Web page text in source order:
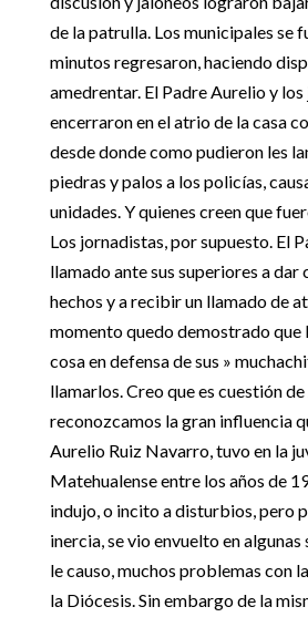
de la patrulla. Los municipales se
minutos regresaron, haciendo
amedrentar. El Padre Aurelio y
encerraron en el atrio de la casa
desde donde como pudieron les
piedras y palos a los policías,
unidades. Y quienes creen que
Los jornadistas, por supuesto. El
llamado ante sus superiores a dar
hechos y a recibir un llamado de
momento quedo demostrado que
cosa en defensa de sus »
llamarlos. Creo que es cuestión
reconozcamos la gran influencia
Aurelio Ruiz Navarro, tuvo en la
Matehualense entre los años de
indujo, o incito a disturbios, pero
inercia, se vio envuelto en
le causo, muchos problemas con
la Diócesis. Sin embargo de la